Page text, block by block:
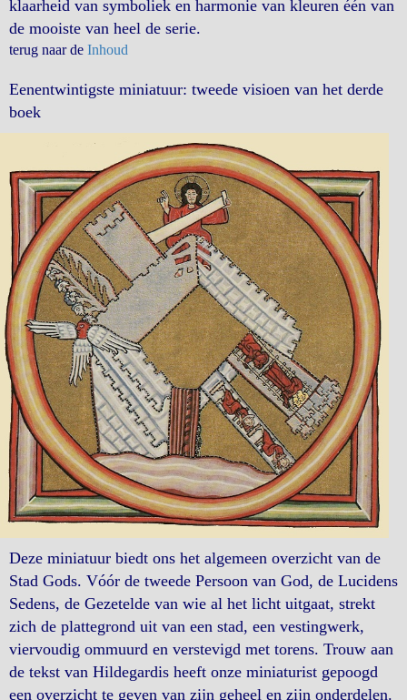
klaarheid van symboliek en harmonie van kleuren één van
de mooiste van heel de serie.
terug naar de Inhoud
Eenentwintigste miniatuur: tweede visioen van het derde
boek
Deze miniatuur biedt ons het algemeen overzicht van de
Stad Gods. Vóór de tweede Persoon van God, de Lucidens
Sedens, de Gezetelde van wie al het licht uitgaat, strekt
zich de plattegrond uit van een stad, een vestingwerk,
viervoudig ommuurd en verstevigd met torens. Trouw aan
de tekst van Hildegardis heeft onze miniaturist gepoogd
een overzicht te geven van zijn geheel en zijn onderdelen.